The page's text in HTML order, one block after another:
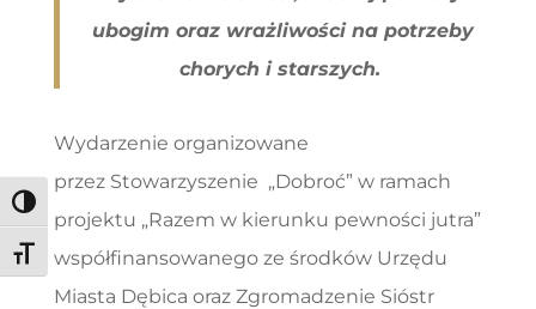
Toggle High Contrast
Toggle Font size
ubogim oraz wrażliwości na potrzeby
chorych i starszych.
Wydarzenie organizowane
przez Stowarzyszenie „Dobroć” w ramach
projektu „Razem w kierunku pewności jutra”
współfinansowanego ze środków Urzędu
Miasta Dębica oraz Zgromadzenie Sióstr